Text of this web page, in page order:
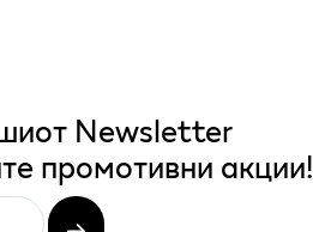
Newsletter
промотивни акции!